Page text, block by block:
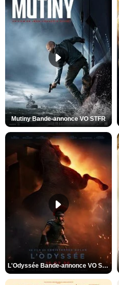
Mutiny Bande-annonce VO STFR
L'Odyssée Bande-annonce VO STFR